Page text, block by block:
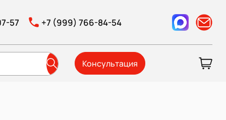
57 +7 (999) 766-84-54
Консультация